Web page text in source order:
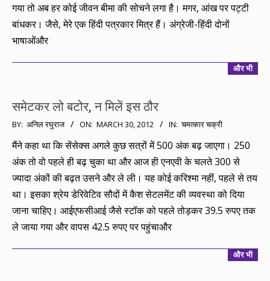
गया तो अब हर कोई जीवन बीमा की सोचने लगा है। मगर, आंख पर पट्टी
बांधकर। जैसे, मेरे एक हिंदी पत्रकार मित्र हैं। अंग्रेजी-हिंदी दोनों
भाषाओंऔर
और भी
समेटकर लो बटोर, न मिलें इस ठौर
2012-
03-
30
BY: अनिल रघुराज ON: MARCH 30, 2012 IN: चमत्कार चक्री
मैंने कहा था कि सेंसेक्स अगले कुछ सत्रों में 500 अंक बढ़ जाएगा। 250
अंक तो वो पहले ही बढ़ चुका था और आज ही एनएवी के चलते 300 से
ज्यादा अंकों की बढ़त उसने और ले ली। यह कोई करिश्मा नहीं, पहले से तय
था। इसका श्रेय डेरिवेटिव सौदों में कैश सेटलमेंट की व्यवस्था को दिया
जाना चाहिए। आईएफसीआई जैसे स्टॉक को पहले तोड़कर 39.5 रुपए तक
ले जाया गया और वापस 42.5 रुपए पर पहुंचाऔर
और भी